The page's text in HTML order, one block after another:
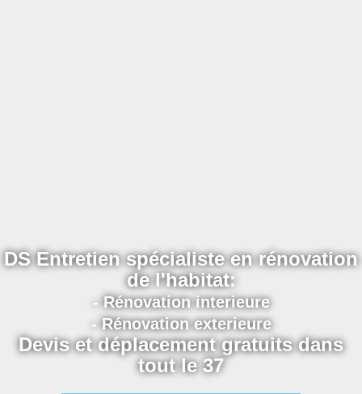
DS Entretien spécialiste en rénovation
de l'habitat:
- Rénovation interieure
- Rénovation exterieure
Devis et déplacement gratuits dans
tout le 37